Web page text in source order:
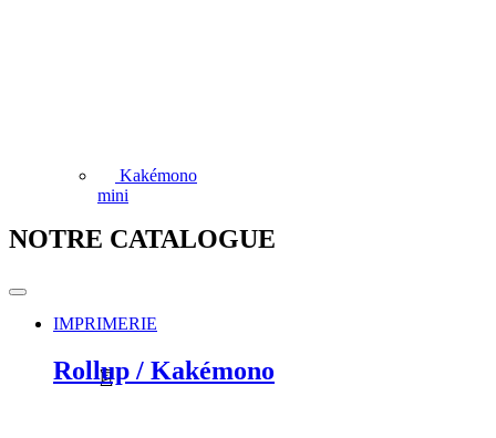
Kakémono
mini
NOTRE CATALOGUE
IMPRIMERIE
Rollup / Kakémono